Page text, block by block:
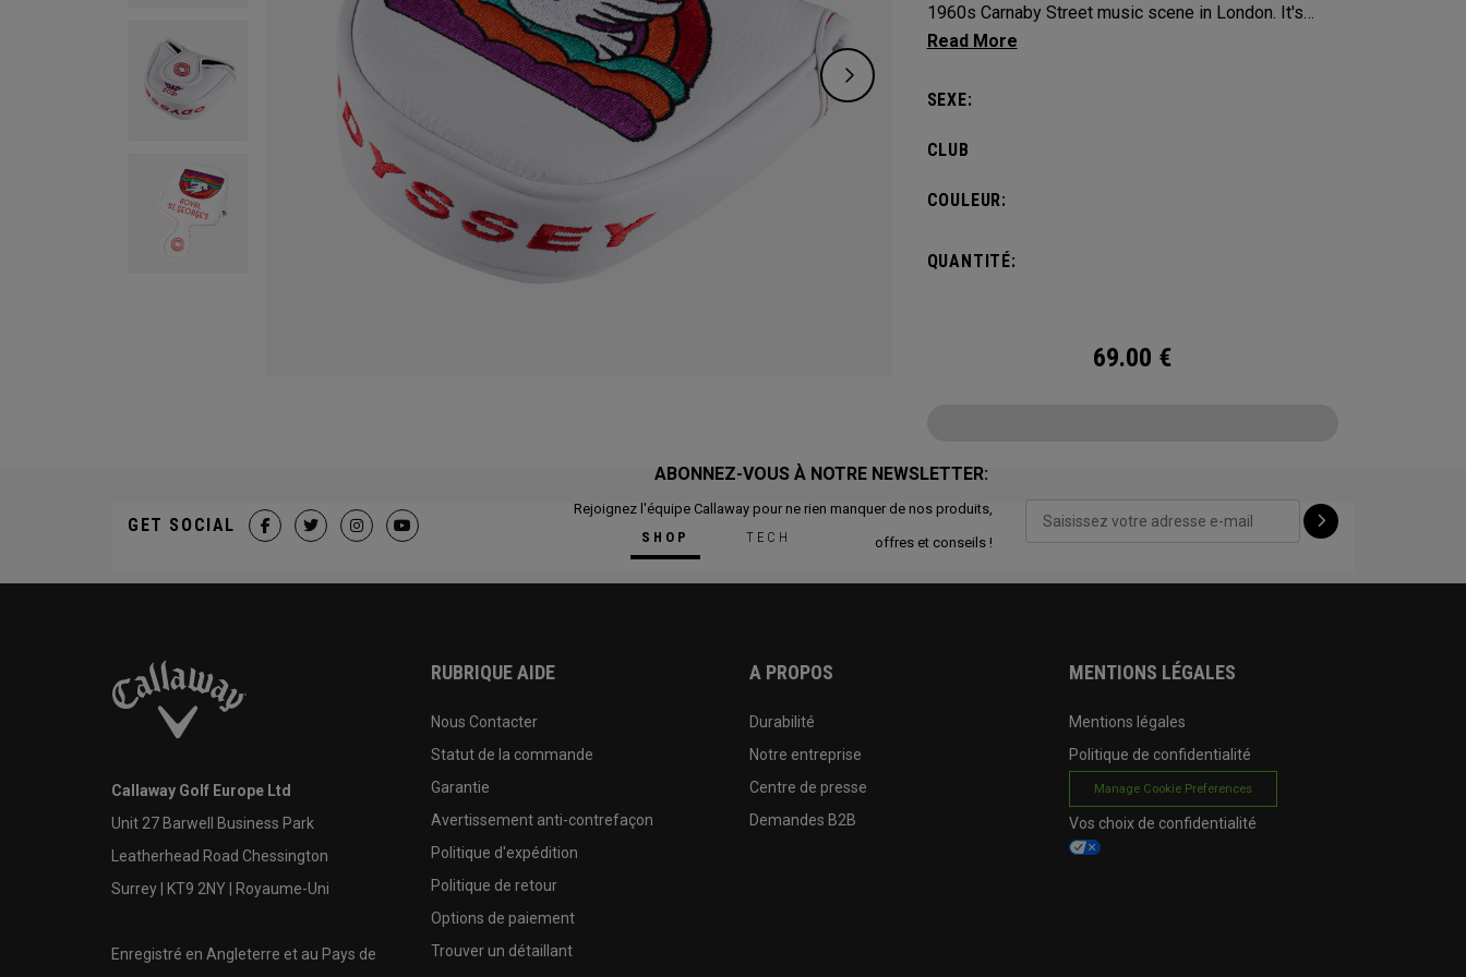
1960s Carnaby Street music scene in London. It's
certain to make an impression across the famous
SEXE:
CLUB
COULEUR:
QUANTITÉ:
69.00 €
SHOP TECH
ABONNEZ-VOUS À NOTRE NEWSLETTER:
Rejoignez l'équipe Callaway pour ne rien manquer de nos produits,
offres et conseils !
GET SOCIAL
Callaway Golf Europe Ltd
Unit 27 Barwell Business Park
Leatherhead Road Chessington
Surrey | KT9 2NY | Royaume-Uni
Enregistré en Angleterre et au Pays de
RUBRIQUE AIDE
Nous Contacter
Statut de la commande
Garantie
Avertissement anti-contrefaçon
Politique d'expédition
Politique de retour
Options de paiement
Trouver un détaillant
A PROPOS
Durabilité
Notre entreprise
Centre de presse
Demandes B2B
MENTIONS LÉGALES
Mentions légales
Politique de confidentialité
Manage Cookie Preferences
Vos choix de confidentialité